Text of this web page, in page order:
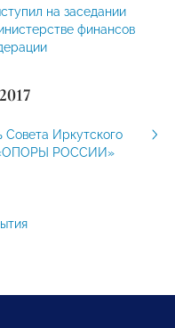
на заседании
финансов
Совета Иркутского
«ОПОРЫ РОССИИ»